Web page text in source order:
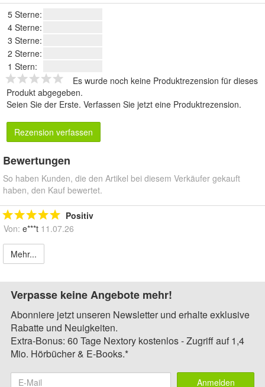
5 Sterne:
4 Sterne:
3 Sterne:
2 Sterne:
1 Stern:
Es wurde noch keine Produktrezension für dieses
Produkt abgegeben.
Seien Sie der Erste. Verfassen Sie jetzt eine Produktrezension.
Rezension verfassen
Bewertungen
So haben Kunden, die den Artikel bei diesem Verkäufer gekauft
haben, den Kauf bewertet.
Positiv
Von: e***t 11.07.26
Mehr...
Verpasse keine Angebote mehr!
Abonniere jetzt unseren Newsletter und erhalte exklusive
Rabatte und Neuigkeiten.
Extra-Bonus: 60 Tage Nextory kostenlos - Zugriff auf 1,4
Mio. Hörbücher & E-Books.*
Anmelden